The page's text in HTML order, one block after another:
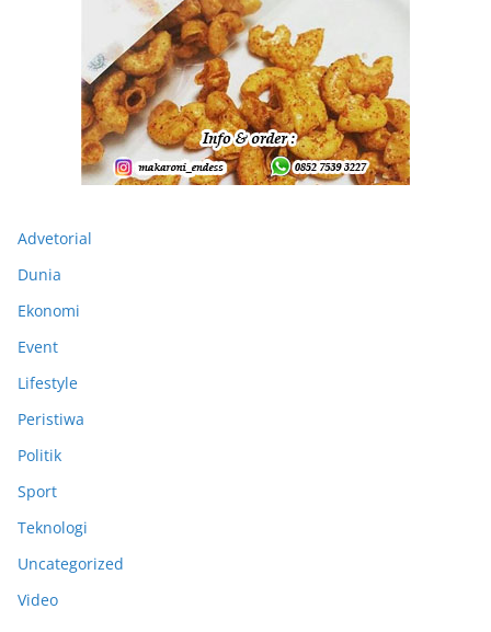
Advetorial
Dunia
Ekonomi
Event
Lifestyle
Peristiwa
Politik
Sport
Teknologi
Uncategorized
Video